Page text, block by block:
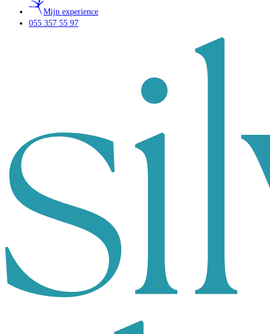
Mijn experience
055 357 55 97